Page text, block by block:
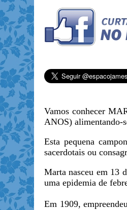
Vamos conhecer
ANOS) alimentando-
Esta pequena
sacerdotais ou
Marta nasceu em 13
uma epidemia de
Em 1909,